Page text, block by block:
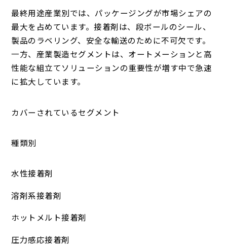
最終用途産業別では、パッケージングが市場シェアの
最大を占めています。接着剤は、段ボールのシール、
製品のラベリング、安全な輸送のために不可欠です。
一方、産業製造セグメントは、オートメーションと高
性能な組立てソリューションの重要性が増す中で急速
に拡大しています。
カバーされているセグメント
種類別
水性接着剤
溶剤系接着剤
ホットメルト接着剤
圧力感応接着剤